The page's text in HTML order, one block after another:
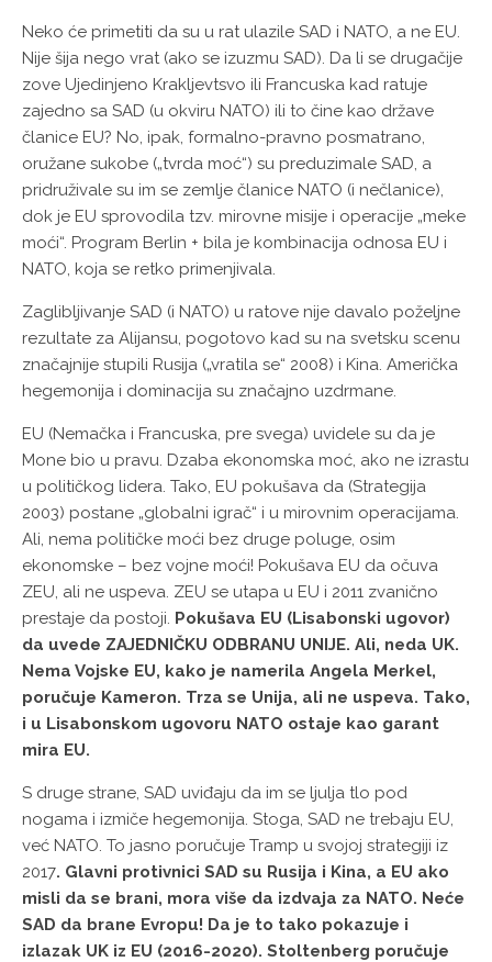
Neko će primetiti da su u rat ulazile SAD i NATO, a ne EU.
Nije šija nego vrat (ako se izuzmu SAD). Da li se drugačije
zove Ujedinjeno Krakljevtsvo ili Francuska kad ratuje
zajedno sa SAD (u okviru NATO) ili to čine kao države
članice EU? No, ipak, formalno-pravno posmatrano,
oružane sukobe („tvrda moć“) su preduzimale SAD, a
pridruživale su im se zemlje članice NATO (i nečlanice),
dok je EU sprovodila tzv. mirovne misije i operacije „meke
moći“. Program Berlin + bila je kombinacija odnosa EU i
NATO, koja se retko primenjivala.
Zaglibljivanje SAD (i NATO) u ratove nije davalo poželjne
rezultate za Alijansu, pogotovo kad su na svetsku scenu
značajnije stupili Rusija („vratila se“ 2008) i Kina. Američka
hegemonija i dominacija su značajno uzdrmane.
EU (Nemačka i Francuska, pre svega) uvidele su da je
Mone bio u pravu. Dzaba ekonomska moć, ako ne izrastu
u političkog lidera. Tako, EU pokušava da (Strategija
2003) postane „globalni igrač“ i u mirovnim operacijama.
Ali, nema političke moći bez druge poluge, osim
ekonomske – bez vojne moći! Pokušava EU da očuva
ZEU, ali ne uspeva. ZEU se utapa u EU i 2011 zvanično
prestaje da postoji. Pokušava EU (Lisabonski ugovor)
da uvede ZAJEDNIČKU ODBRANU UNIJE. Ali, neda UK.
Nema Vojske EU, kako je namerila Angela Merkel,
poručuje Kameron. Trza se Unija, ali ne uspeva. Tako,
i u Lisabonskom ugovoru NATO ostaje kao garant
mira EU.
S druge strane, SAD uviđaju da im se ljulja tlo pod
nogama i izmiče hegemonija. Stoga, SAD ne trebaju EU,
već NATO. To jasno poručuje Tramp u svojoj strategiji iz
2017. Glavni protivnici SAD su Rusija i Kina, a EU ako
misli da se brani, mora više da izdvaja za NATO. Neće
SAD da brane Evropu! Da je to tako pokazuje i
izlazak UK iz EU (2016-2020). Stoltenberg poručuje